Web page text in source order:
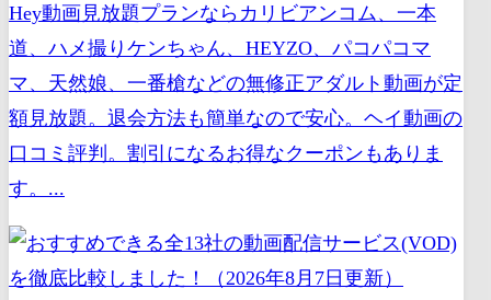
Hey動画見放題プランならカリビアンコム、一本
道、ハメ撮りケンちゃん、HEYZO、パコパコマ
マ、天然娘、一番槍などの無修正アダルト動画が定
額見放題。退会方法も簡単なので安心。ヘイ動画の
口コミ評判。割引になるお得なクーポンもありま
す。...